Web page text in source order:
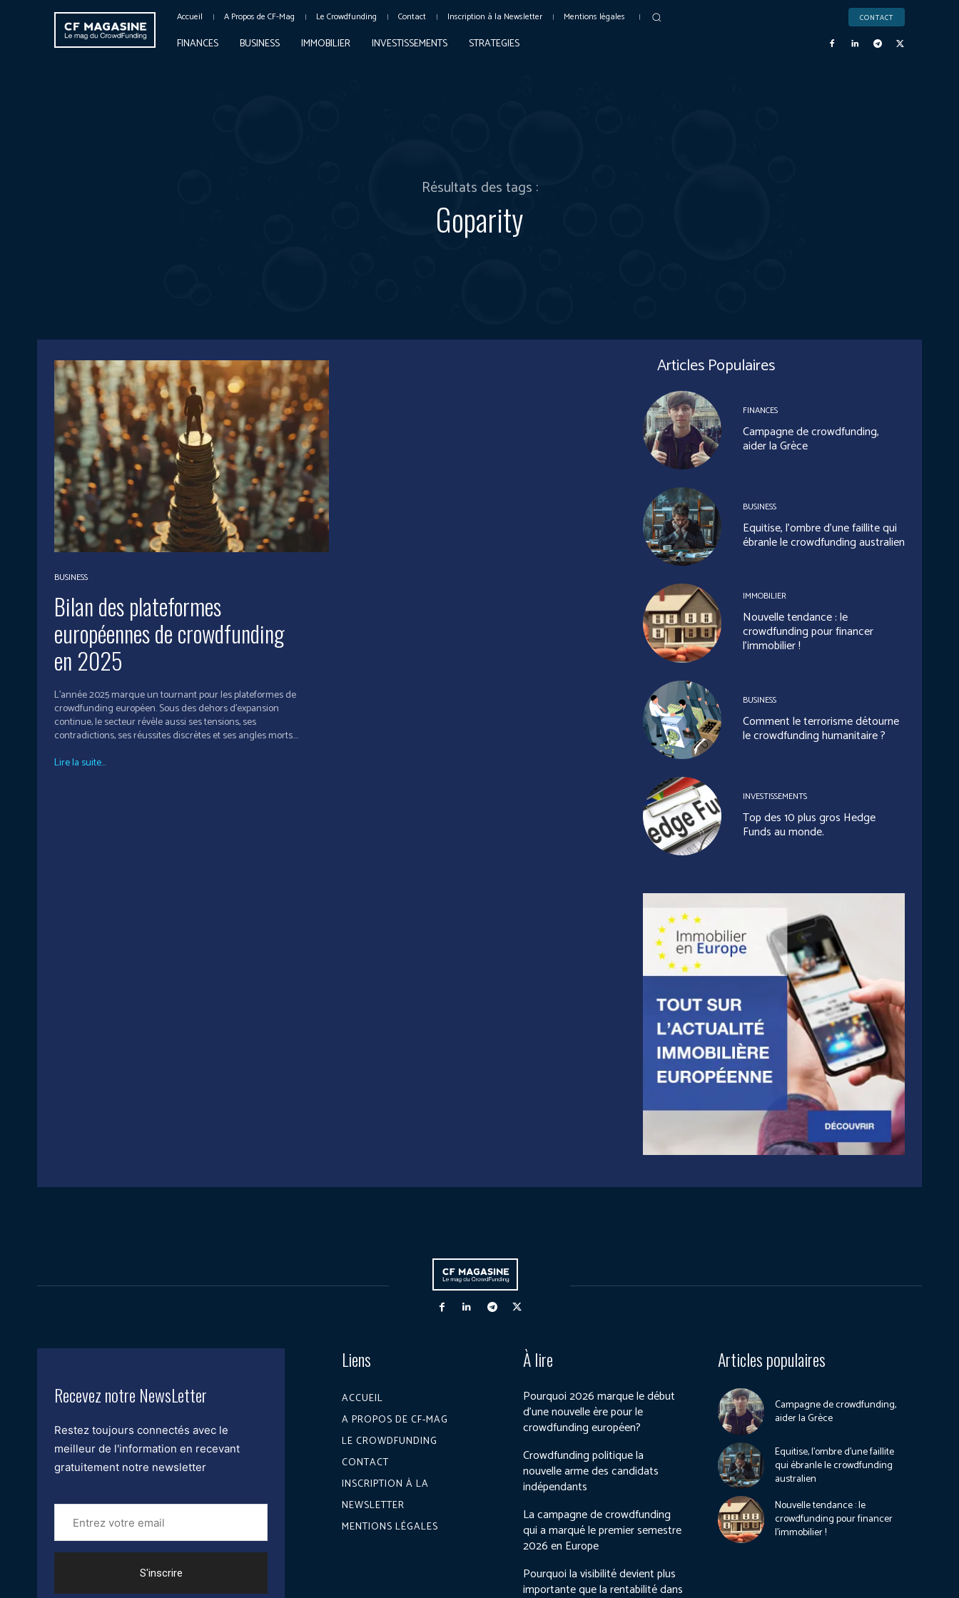
Accueil A Propos de CF-Mag Le Crowdfunding Contact Inscription à la Newsletter Mentions légales CONTACT
FINANCES BUSINESS IMMOBILIER INVESTISSEMENTS STRATEGIES
Résultats des tags :
Goparity
BUSINESS
Bilan des plateformes
européennes de crowdfunding
en 2025
L’année 2025 marque un tournant pour les plateformes de
crowdfunding européen. Sous des dehors d’expansion
continue, le secteur révèle aussi ses tensions, ses
contradictions, ses réussites discrètes et ses angles morts....
Lire la suite...
Articles Populaires
FINANCES
Campagne de crowdfunding,
aider la Grèce
BUSINESS
Equitise, l’ombre d’une faillite qui
ébranle le crowdfunding australien
IMMOBILIER
Nouvelle tendance : le
crowdfunding pour financer
l’immobilier !
BUSINESS
Comment le terrorisme détourne
le crowdfunding humanitaire ?
INVESTISSEMENTS
Top des 10 plus gros Hedge
Funds au monde.
Recevez notre NewsLetter
Restez toujours connectés avec le
meilleur de l'information en recevant
gratuitement notre newsletter
Entrez
votre
email
Liens
ACCUEIL
A PROPOS DE CF-MAG
LE CROWDFUNDING
CONTACT
INSCRIPTION À LA
NEWSLETTER
MENTIONS LÉGALES
À lire
Pourquoi 2026 marque le début
d’une nouvelle ère pour le
crowdfunding européen?
Crowdfunding politique la
nouvelle arme des candidats
indépendants
La campagne de crowdfunding
qui a marqué le premier semestre
2026 en Europe
Pourquoi la visibilité devient plus
importante que la rentabilité dans
Articles populaires
Campagne de crowdfunding,
aider la Grèce
Equitise, l’ombre d’une faillite
qui ébranle le crowdfunding
australien
Nouvelle tendance : le
crowdfunding pour financer
l’immobilier !